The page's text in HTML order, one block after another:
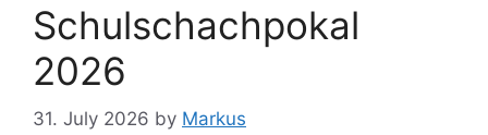
Schulschachpokal
2026
31. July 2026 by Markus